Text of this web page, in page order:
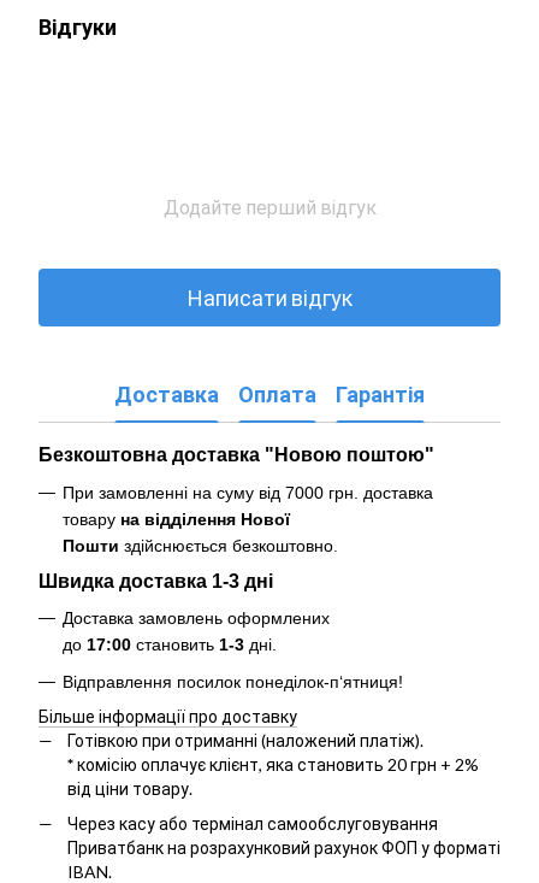
Відгуки
Додайте перший відгук
Написати відгук
Доставка Оплата Гарантія
Безкоштовна доставка "Новою поштою"
При замовленні на суму від 7000 грн. доставка
товару на відділення Нової
Пошти здійснюється безкоштовно
Швидка доставка 1-3 дні
Доставка замовлень оформлених
до 17:00 становить 1-3 дні.
Відправлення посилок понеділок-п‘ятниця!
Більше інформації про доставку
Готівкою при отриманні (наложений платіж).
*комісію оплачує клієнт, яка становить 20 грн + 2%
від ціни товару.
Через касу або термінал самообслуговування
Приватбанк на розрахунковий рахунок ФОП у форматі
IBAN.